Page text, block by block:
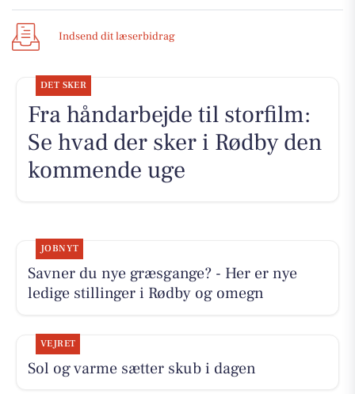
Indsend dit læserbidrag
DET SKER
Fra håndarbejde til storfilm:
Se hvad der sker i Rødby den
kommende uge
JOBNYT
Savner du nye græsgange? - Her er nye
ledige stillinger i Rødby og omegn
VEJRET
Sol og varme sætter skub i dagen